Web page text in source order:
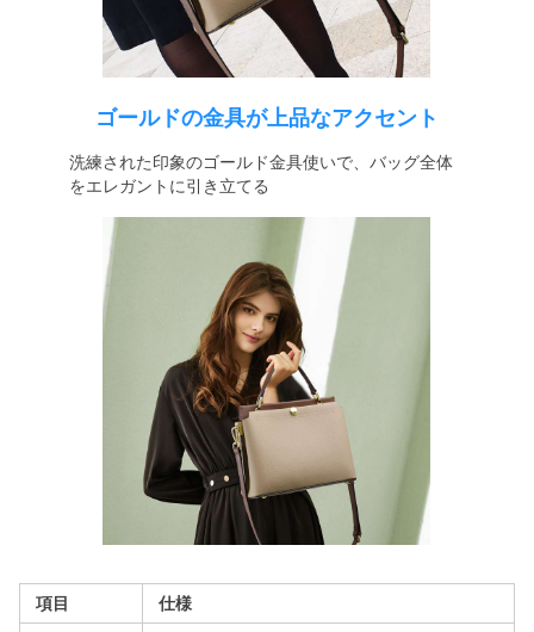
ゴールドの金具が上品なアクセント
洗練された印象のゴールド金具使いで、バッグ全体
をエレガントに引き立てる
項目 仕様